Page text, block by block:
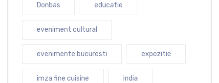
Donbas educatie
eveniment cultural
evenimente bucuresti expozitie
imza fine cuisine india